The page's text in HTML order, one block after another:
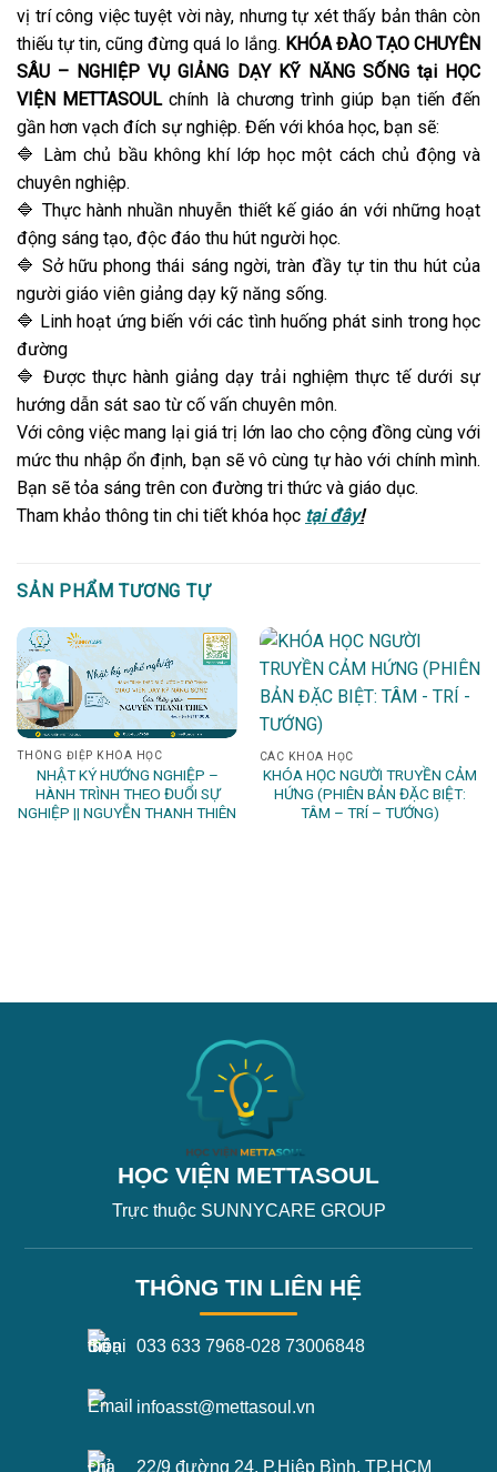
vị trí công việc tuyệt vời này, nhưng tự xét thấy bản thân còn
thiếu tự tin, cũng đừng quá lo lắng. KHÓA ĐÀO TẠO CHUYÊN
SÂU – NGHIỆP VỤ GIẢNG DẠY KỸ NĂNG SỐNG tại HỌC
VIỆN METTASOULchính là chương trình giúp bạn tiến đến
gần hơn vạch đích sự nghiệp. Đến với khóa học, bạn sẽ:
🔷 Làm chủ bầu không khí lớp học một cách chủ động và
chuyên nghiệp.
🔷 Thực hành nhuần nhuyễn thiết kế giáo án với những hoạt
động sáng tạo, độc đáo thu hút người học.
🔷 Sở hữu phong thái sáng ngời, tràn đầy tự tin thu hút của
người giáo viên giảng dạy kỹ năng sống.
🔷 Linh hoạt ứng biến với các tình huống phát sinh trong học
đường
🔷 Được thực hành giảng dạy trải nghiệm thực tế dưới sự
hướng dẫn sát sao từ cố vấn chuyên môn.
Với công việc mang lại giá trị lớn lao cho cộng đồng cùng với
mức thu nhập ổn định, bạn sẽ vô cùng tự hào với chính mình.
Bạn sẽ tỏa sáng trên con đường tri thức và giáo dục.
Tham khảo thông tin chi tiết khóa học tại đây!
SẢN PHẨM TƯƠNG TỰ
THÔNG ĐIỆP KHÓA HỌC
NHẬT KÝ HƯỚNG NGHIỆP –
HÀNH TRÌNH THEO ĐUỔI SỰ
NGHIỆP || NGUYỄN THANH THIÊN
CÁC KHÓA HỌC
KHÓA HỌC NGƯỜI TRUYỀN CẢM
HỨNG (PHIÊN BẢN ĐẶC BIỆT:
TÂM – TRÍ – TƯỚNG)
HỌC VIỆN METTASOUL
Trực thuộc SUNNYCARE GROUP
THÔNG TIN LIÊN HỆ
033 633 7968-028 73006848
infoasst@mettasoul.vn
22/9 đường 24, P.Hiệp Bình, TP.HCM